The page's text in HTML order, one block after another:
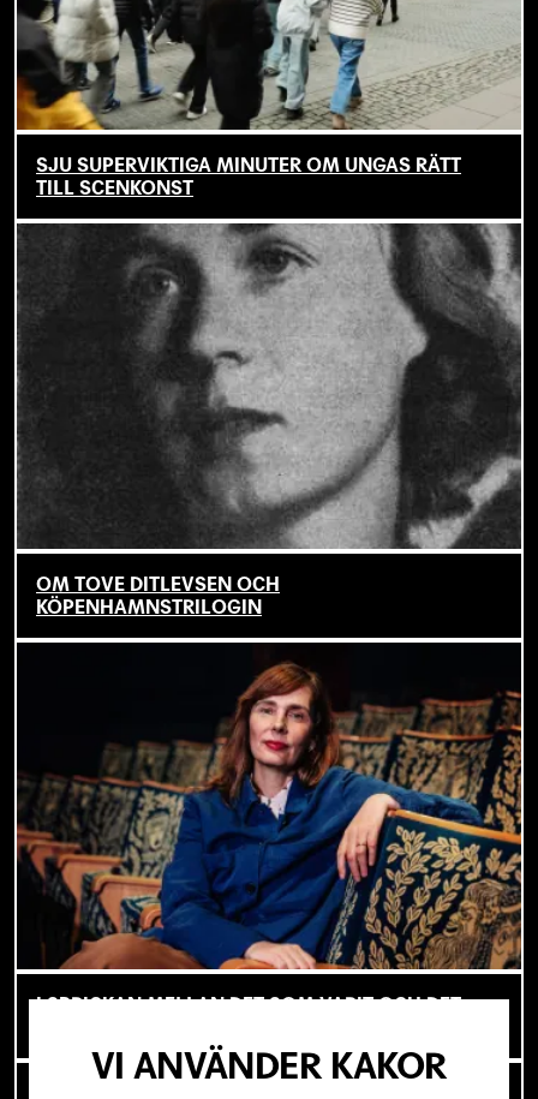
SJU SUPERVIKTIGA MINUTER OM UNGAS RÄTT
TILL SCENKONST
OM TOVE DITLEVSEN OCH
KÖPENHAMNSTRILOGIN
I SPRICKAN MELLAN DET SOM VARIT OCH DET
VI ANVÄNDER KAKOR